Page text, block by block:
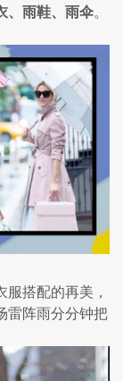
、雨鞋、雨伞。
搭配的再美，
雷阵雨分分钟把